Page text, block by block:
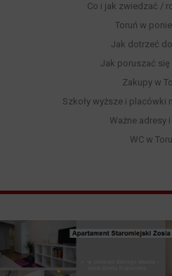
Co i jak zwiedzać /
Toruń w
Jak dotrzeć
Jak poruszać się
Zakupy w
Szkoły wyższe i placówki
Ważne adresy
WC w